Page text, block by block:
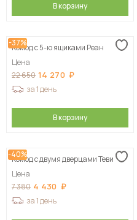
В корзину
-37%
Комод с 5-ю ящиками Реан
Цена
22 650 14 270
за 1 день
В корзину
-40%
Комод с двумя дверцами Теви
Цена
7 380 4 430
за 1 день